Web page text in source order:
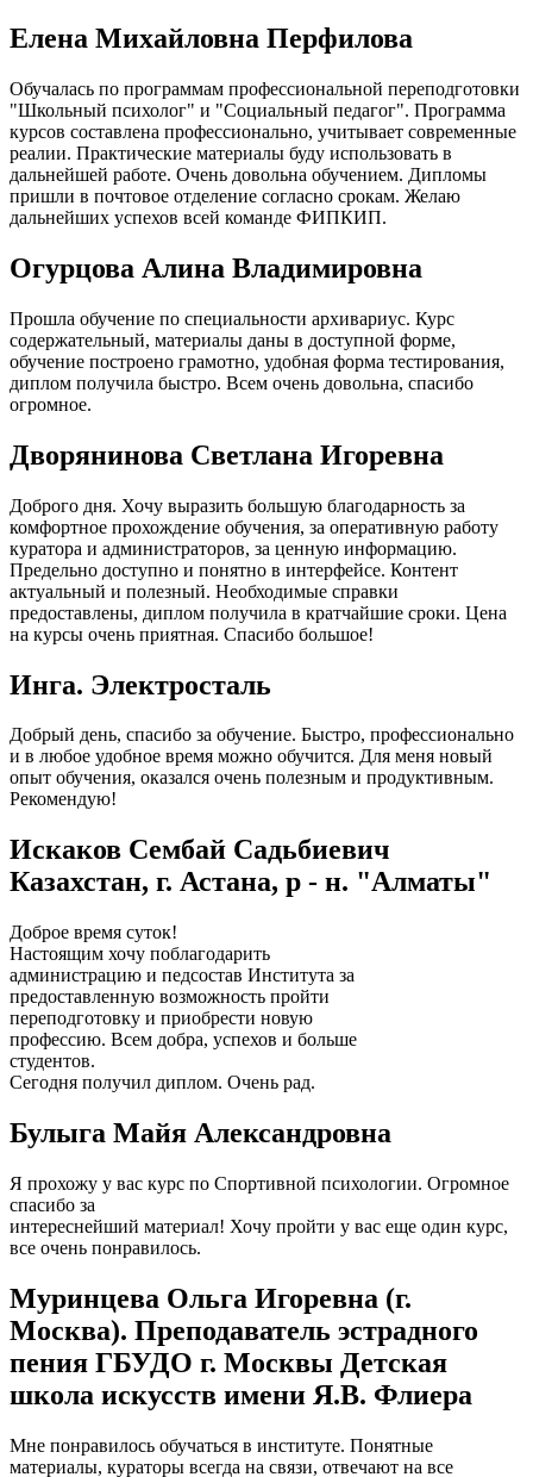
Елена Михайловна Перфилова
Обучалась по программам профессиональной переподготовки
"Школьный психолог" и "Социальный педагог". Программа
курсов составлена профессионально, учитывает современные
реалии. Практические материалы буду использовать в
дальнейшей работе. Очень довольна обучением. Дипломы
пришли в почтовое отделение согласно срокам. Желаю
дальнейших успехов всей команде ФИПКИП.
Огурцова Алина Владимировна
Прошла обучение по специальности архивариус. Курс
содержательный, материалы даны в доступной форме,
обучение построено грамотно, удобная форма тестирования,
диплом получила быстро. Всем очень довольна, спасибо
огромное.
Дворянинова Светлана Игоревна
Доброго дня. Хочу выразить большую благодарность за
комфортное прохождение обучения, за оперативную работу
куратора и администраторов, за ценную информацию.
Предельно доступно и понятно в интерфейсе. Контент
актуальный и полезный. Необходимые справки
предоставлены, диплом получила в кратчайшие сроки. Цена
на курсы очень приятная. Спасибо большое!
Инга. Электросталь
Добрый день, спасибо за обучение. Быстро, профессионально
и в любое удобное время можно обучится. Для меня новый
опыт обучения, оказался очень полезным и продуктивным.
Рекомендую!
Искаков Сембай Садьбиевич
Казахстан, г. Астана, р - н. "Алматы"
Доброе время суток!
Настоящим хочу поблагодарить
администрацию и педсостав Института за
предоставленную возможность пройти
переподготовку и приобрести новую
профессию. Всем добра, успехов и больше
студентов.
Сегодня получил диплом. Очень рад.
Булыга Майя Александровна
Я прохожу у вас курс по Спортивной психологии. Огромное
спасибо за
интереснейший материал! Хочу пройти у вас еще один курс,
все очень понравилось.
Муринцева Ольга Игоревна (г.
Москва). Преподаватель эстрадного
пения ГБУДО г. Москвы Детская
школа искусств имени Я.В. Флиера
Мне понравилось обучаться в институте. Понятные
материалы, кураторы всегда на связи, отвечают на все